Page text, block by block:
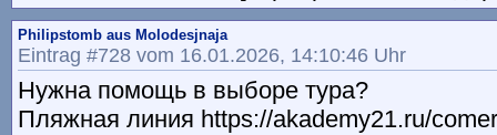
Philipstomb aus Molodesjnaja
Eintrag #728 vom 16.01.2026, 14:10:46 Uhr
Нужна помощь в выборе тура?
Пляжная линия https://akademy21.ru/